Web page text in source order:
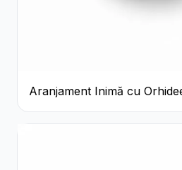
Aranjament Inimă cu
Floarea Miresei